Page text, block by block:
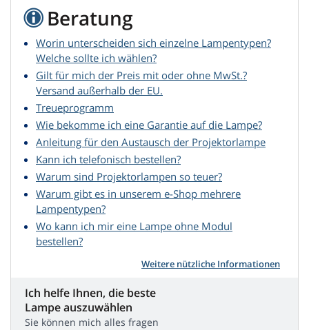
Beratung
Worin unterscheiden sich einzelne Lampentypen?
Welche sollte ich wählen?
Gilt für mich der Preis mit oder ohne MwSt.?
Versand außerhalb der EU.
Treueprogramm
Wie bekomme ich eine Garantie auf die Lampe?
Anleitung für den Austausch der Projektorlampe
Kann ich telefonisch bestellen?
Warum sind Projektorlampen so teuer?
Warum gibt es in unserem e-Shop mehrere
Lampentypen?
Wo kann ich mir eine Lampe ohne Modul
bestellen?
Weitere nützliche Informationen
Ich helfe Ihnen, die beste
Lampe auszuwählen
Sie können mich alles fragen